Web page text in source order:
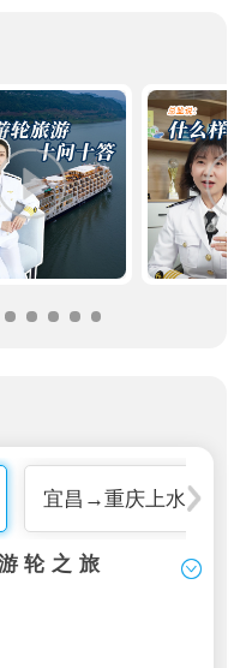
宜昌→重庆上水4天3
轮之旅